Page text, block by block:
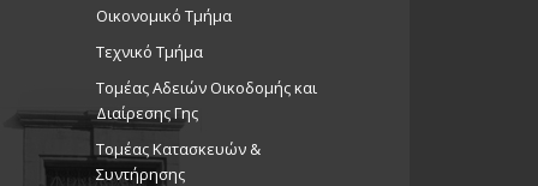
Οικονομικό Τμήμα
Τεχνικό Τμήμα
Τομέας Αδειών Οικοδομής και
Διαίρεσης Γης
Τομέας Κατασκευών &
Συντήρησης